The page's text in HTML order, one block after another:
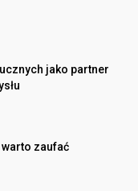
jako partner
zaufać